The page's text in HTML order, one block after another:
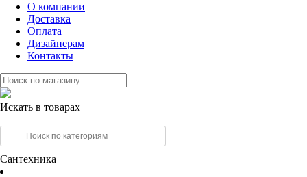
О компании
Доставка
Оплата
Дизайнерам
Контакты
Искать в товарах
Сантехника